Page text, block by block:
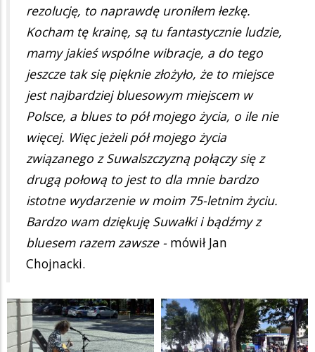
rezolucję, to naprawdę uroniłem łezkę.
Kocham tę krainę, są tu fantastycznie ludzie,
mamy jakieś wspólne wibracje, a do tego
jeszcze tak się pięknie złożyło, że to miejsce
jest najbardziej bluesowym miejscem w
Polsce, a blues to pół mojego życia, o ile nie
więcej. Więc jeżeli pół mojego życia
związanego z Suwalszczyzną połączy się z
drugą połową to jest to dla mnie bardzo
istotne wydarzenie w moim 75-letnim życiu.
Bardzo wam dziękuję Suwałki i bądźmy z
bluesem razem zawsze - mówił Jan
Chojnacki.